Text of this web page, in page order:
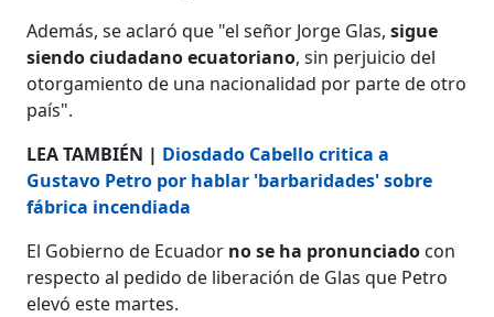
Además, se aclaró que "el señor Jorge Glas,sigue
siendo ciudadano ecuatoriano, sin perjuicio del
otorgamiento de una nacionalidad por parte de otro
país".
LEA TAMBIÉN | Diosdado Cabello critica a
Gustavo Petro por hablar 'barbaridades' sobre
fábrica incendiada
El Gobierno de Ecuador no se ha pronunciado con
respecto al pedido de liberación de Glas que Petro
elevó este martes.